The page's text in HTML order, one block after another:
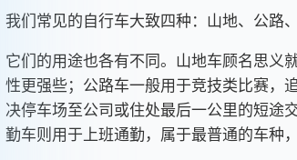
我们常见的自行车大致四种：山地、公路
它们的用途也各有不同。山地车顾名思义
性更强些；公路车一般用于竞技类比赛，
决停车场至公司或住处最后一公里的短途
勤车则用于上班通勤，属于最普通的车种